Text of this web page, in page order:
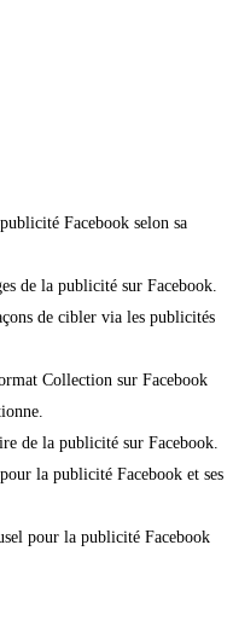
Facebook selon sa
de la publicité sur Facebook.
de cibler via les publicités
Collection sur Facebook
de la publicité sur Facebook.
la publicité Facebook et ses
pour la publicité Facebook